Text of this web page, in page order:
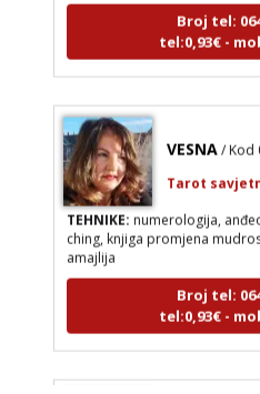
Broj tel:
tel:0,93€ -
VESNA / Kod
Tarot
TEHNIKE:numerologija,
ching, knjiga promjena
amajlija
Broj tel:
tel:0,93€ -